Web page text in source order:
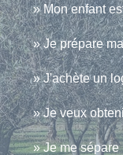
Mon enfant
Je prépare
J'achète un
Je veux
Je me sépare